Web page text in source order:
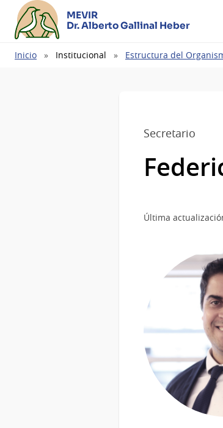
MEVIR
Dr. Alberto Gallinal Heber
Ruta
Inicio Institucional Estructura del
Secretario
Última